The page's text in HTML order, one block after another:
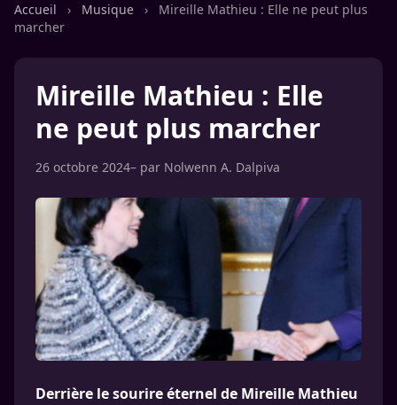
Accueil › Musique ›
Mireille Mathieu : Elle ne peut plus
marcher
Mireille Mathieu : Elle
ne peut plus marcher
26 octobre 2024– par Nolwenn A. Dalpiva
Derrière le sourire éternel de Mireille Mathieu